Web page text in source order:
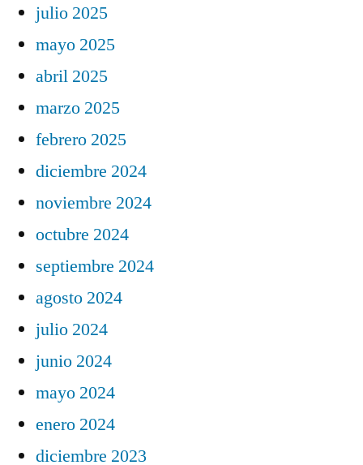
julio 2025
mayo 2025
abril 2025
marzo 2025
febrero 2025
diciembre 2024
noviembre 2024
octubre 2024
septiembre 2024
agosto 2024
julio 2024
junio 2024
mayo 2024
enero 2024
diciembre 2023